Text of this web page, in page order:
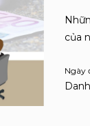
của
Ngày